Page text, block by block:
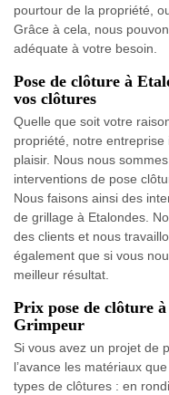
pourtour de la propriété,
Grâce à cela, nous
adéquate à votre besoin.
Pose de clôture à
vos clôtures
Quelle que soit votre
propriété, notre
plaisir. Nous nous
interventions de pose
Nous faisons ainsi des
de grillage à Etalondes.
des clients et nous
également que si vous
meilleur résultat.
Prix pose de clôture
Grimpeur
Si vous avez un projet de
l’avance les matériaux
types de clôtures : en